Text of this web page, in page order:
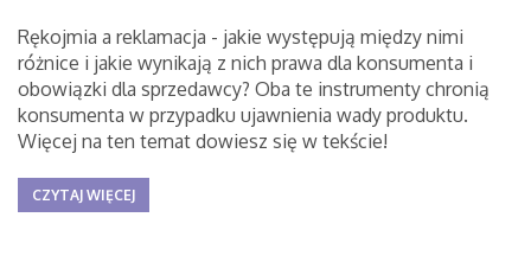
Rękojmia a reklamacja - jakie występują między nimi
różnice i jakie wynikają z nich prawa dla konsumenta i
obowiązki dla sprzedawcy? Oba te instrumenty chronią
konsumenta w przypadku ujawnienia wady produktu.
Więcej na ten temat dowiesz się w tekście!
CZYTAJ WIĘCEJ